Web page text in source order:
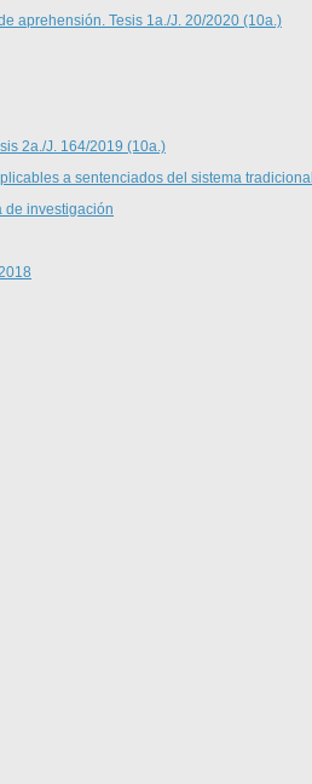
aprehensión. Tesis 1a./J. 20/2020 (10a.)
2a./J. 164/2019 (10a.)
a sentenciados del sistema tradicional
de investigación